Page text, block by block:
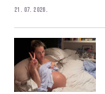
21. 07. 2026.